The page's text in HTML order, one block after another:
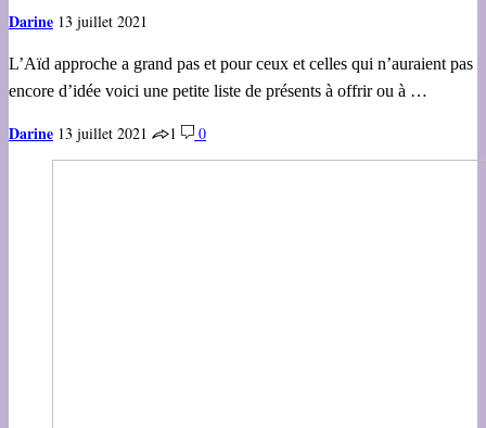
Darine 13 juillet 2021
L’Aïd approche a grand pas et pour ceux et celles qui n’auraient pas
encore d’idée voici une petite liste de présents à offrir ou à …
Darine 13 juillet 2021 1 0